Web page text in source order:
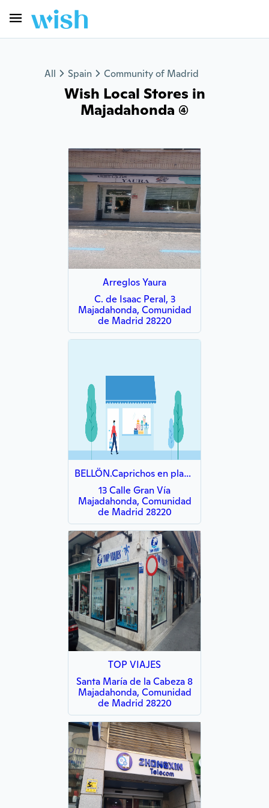
All Spain Community of Madrid
Wish Local Stores in
Majadahonda (4)
Arreglos Yaura
C. de Isaac Peral, 3
Majadahonda, Comunidad
de Madrid 28220
BELLÖN.Caprichos en plata y complementos
13 Calle Gran Vía
Majadahonda, Comunidad
de Madrid 28220
TOP VIAJES
Santa María de la Cabeza 8
Majadahonda, Comunidad
de Madrid 28220